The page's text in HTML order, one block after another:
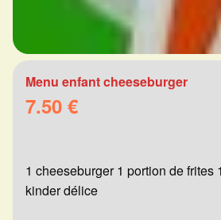
Menu enfant cheeseburger
7.50 €
1 cheeseburger 1 portion de frites
kinder délice